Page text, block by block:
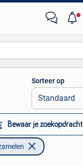
Alle afstanden…
Sorteer op
Bewaar je zoekopdracht